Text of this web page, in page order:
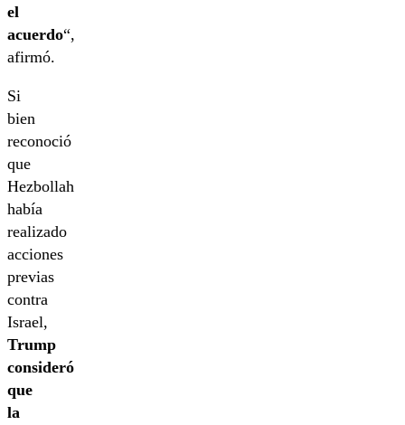
el
acuerdo“,
afirmó.
Si
bien
reconoció
que
Hezbollah
había
realizado
acciones
previas
contra
Israel,
Trump
consideró
que
la